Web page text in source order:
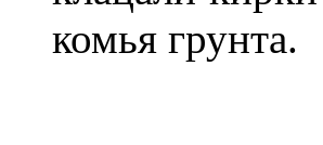
комья грунта.